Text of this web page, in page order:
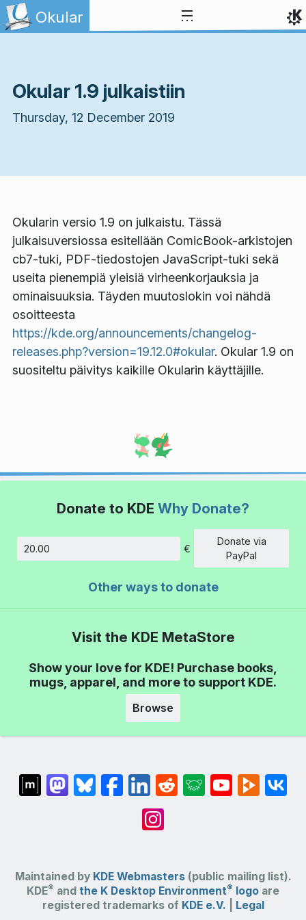
Skip to content
Okular
Okular 1.9 julkaistiin
Thursday, 12 December 2019
Okularin versio 1.9 on julkaistu. Tässä
julkaisuversiossa esitellään ComicBook-arkistojen
cb7-tuki, PDF-tiedostojen JavaScript-tuki sekä
useita pienempiä yleisiä virheenkorjauksia ja
ominaisuuksia. Täyden muutoslokin voi nähdä
osoitteesta
https://kde.org/announcements/changelog-
releases.php?version=19.12.0#okular. Okular 1.9 on
suositeltu päivitys kaikille Okularin käyttäjille.
Donate to KDE Why Donate?
Amount
€
Donate via
PayPal
Other ways to donate
Visit the KDE MetaStore
Show your love for KDE! Purchase books,
mugs, apparel, and more to support KDE.
Browse
Maintained by KDE Webmasters(public mailing list).
KDE® and the K Desktop Environment® logo are
registered trademarks of KDE e.V. Legal